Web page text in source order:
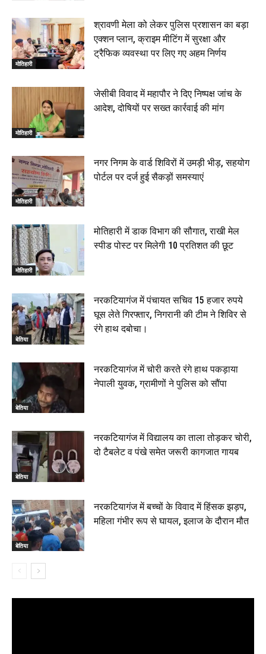
मोतिहारी
श्रावणी मेला को लेकर पुलिस प्रशासन का बड़ा
एक्शन प्लान, क्राइम मीटिंग में सुरक्षा और
ट्रैफिक व्यवस्था पर लिए गए अहम निर्णय
मोतिहारी
जेसीबी विवाद में महापौर ने दिए निष्पक्ष जांच के
आदेश, दोषियों पर सख्त कार्रवाई की मांग
मोतिहारी
नगर निगम के वार्ड शिविरों में उमड़ी भीड़, सहयोग
पोर्टल पर दर्ज हुई सैकड़ों समस्याएं
मोतिहारी
मोतिहारी में डाक विभाग की सौगात, राखी मेल
स्पीड पोस्ट पर मिलेगी 10 प्रतिशत की छूट
बेतिया
नरकटियागंज में पंचायत सचिव 15 हजार रुपये
घूस लेते गिरफ्तार, निगरानी की टीम ने शिविर से
रंगे हाथ दबोचा।
बेतिया
नरकटियागंज में चोरी करते रंगे हाथ पकड़ाया
नेपाली युवक, ग्रामीणों ने पुलिस को सौंपा
बेतिया
नरकटियागंज में विद्यालय का ताला तोड़कर चोरी,
दो टैबलेट व पंखे समेत जरूरी कागजात गायब
बेतिया
नरकटियागंज में बच्चों के विवाद में हिंसक झड़प,
महिला गंभीर रूप से घायल, इलाज के दौरान मौत